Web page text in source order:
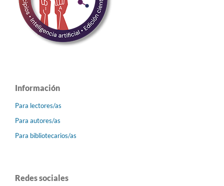
Información
Para lectores/as
Para autores/as
Para bibliotecarios/as
Redes sociales